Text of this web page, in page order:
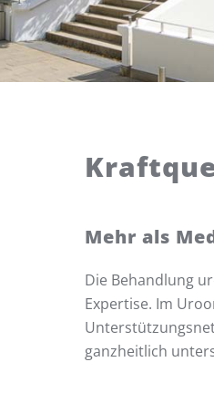
Mehr als
Die Behandlung
Expertise. Im
ganzheitlich